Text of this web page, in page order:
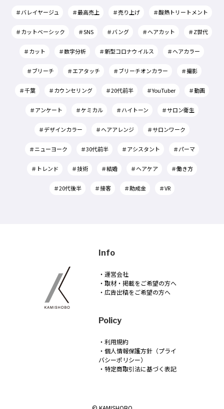
＃バレイヤージュ ＃最高売上 ＃売り上げ ＃酸熱トリートメント
＃カットベーシック ＃SNS ＃バング ＃ヘアカット ＃Z世代
＃カット ＃数字分析 ＃新型コロナウイルス ＃ヘアカラー
＃ブリーチ ＃エアタッチ ＃ブリーチオンカラー ＃撮影
＃千葉 ＃カウンセリング ＃20代前半 ＃YouTuber ＃動画
＃アンケート ＃ケミカル ＃ハイトーン ＃サロン衛生
＃デザインカラー ＃ヘアアレンジ ＃サロンワーク
＃ニューヨーク ＃30代前半 ＃アシスタント ＃パーマ
＃トレンド ＃技術 ＃結婚 ＃ヘアケア ＃働き方
＃20代後半 ＃接客 ＃助成金 ＃VR
Info
・運営会社
・取材・掲載をご希望の方へ
・広告出稿をご希望の方へ
Policy
・利用規約
・個人情報保護方針（プライ
バシーポリシー）
・特定商取引法に基づく表記